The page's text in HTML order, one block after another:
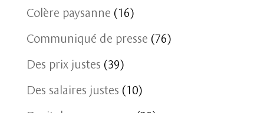
Colère paysanne (16)
Communiqué de presse (76)
Des prix justes (39)
Des salaires justes (10)